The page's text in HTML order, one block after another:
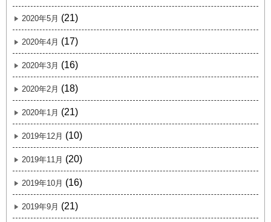
2020年5月 (21)
2020年4月 (17)
2020年3月 (16)
2020年2月 (18)
2020年1月 (21)
2019年12月 (10)
2019年11月 (20)
2019年10月 (16)
2019年9月 (21)